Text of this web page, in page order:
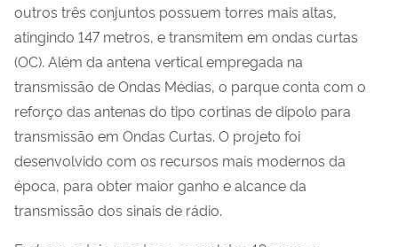
outros três conjuntos possuem torres mais altas,
atingindo 147 metros, e transmitem em ondas curtas
(OC). Além da antena vertical empregada na
transmissão de Ondas Médias, o parque conta com o
reforço das antenas do tipo cortinas de dipolo para
transmissão em Ondas Curtas. O projeto foi
desenvolvido com os recursos mais modernos da
época, para obter maior ganho e alcance da
transmissão dos sinais de rádio.